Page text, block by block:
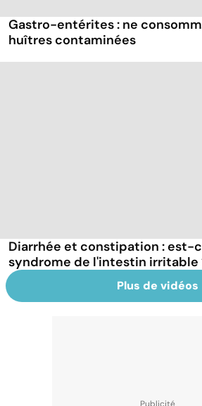
Gastro-entérites : ne
huîtres contaminées
Diarrhée et constipation : est-
syndrome de l'intestin irritable
Plus de vidéos